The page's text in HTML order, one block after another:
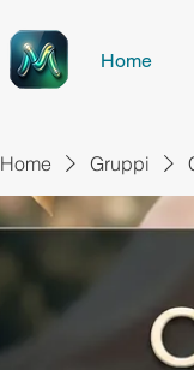
Home
Home Gruppi